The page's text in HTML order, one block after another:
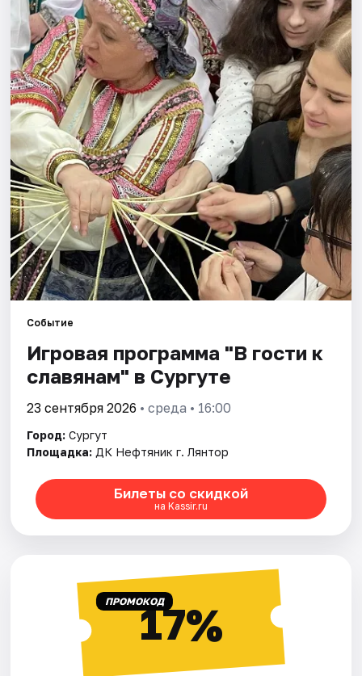
Рейтинги
Событие
Игровая программа "В гости к
славянам" в Сургуте
23 сентября 2026 • среда • 16:00
Город: Сургут
Площадка: ДК Нефтяник г. Лянтор
Билеты со скидкой
на Kassir.ru
ПРОМОКОД17%